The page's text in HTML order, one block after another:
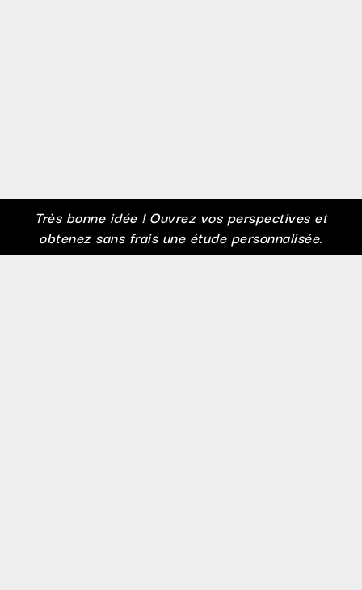
Très bonne idée ! Ouvrez vos perspectives et
obtenez sans frais une étude personnalisée.